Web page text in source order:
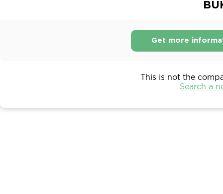
Get more
This is not the
Search a